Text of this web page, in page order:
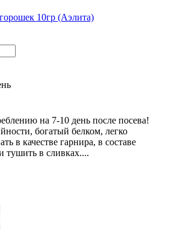
10гр (Аэлита)
на 7-10 день после посева!
богатый белком, легко
в качестве гарнира, в составе
тушить в сливках....